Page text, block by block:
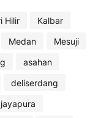
Hilir
Kalbar
Medan
Mesuji
asahan
deliserdang
jayapura